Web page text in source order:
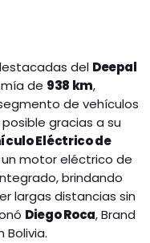
del Deepal
de 938 km,
de vehículos
gracias a su
Eléctrico de
motor eléctrico de
brindando
largas distancias sin
Diego Roca, Brand
Bolivia.